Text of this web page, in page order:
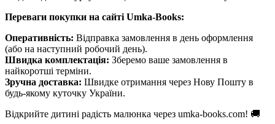
Переваги покупки на сайті Umka-Books:
Оперативність: Відправка замовлення в день оформлення
(або на наступний робочий день).
Швидка комплектація: Зберемо ваше замовлення в
найкоротші терміни.
Зручна доставка: Швидке отримання через Нову Пошту в
будь-якому куточку України.
Відкрийте дитині радість малюнка через umka-books.com! 🚚